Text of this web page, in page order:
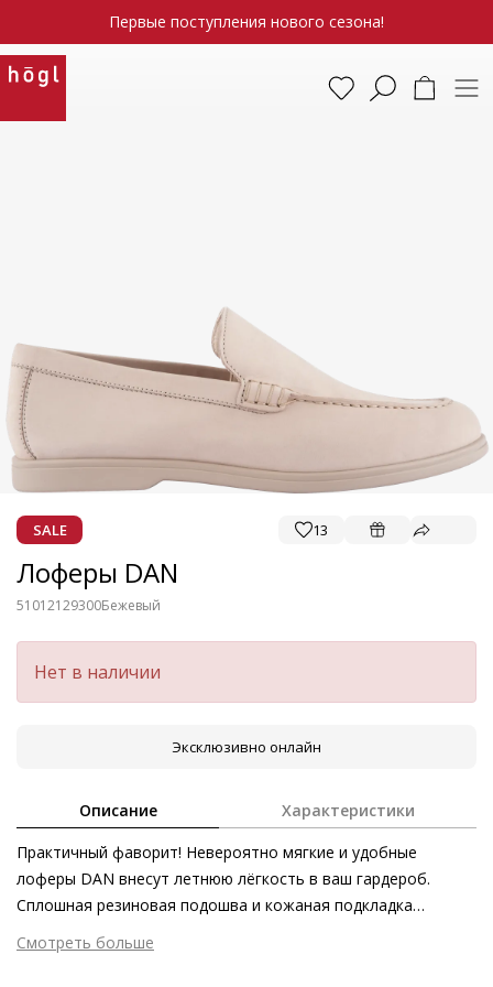
Первые поступления нового сезона!
SALE 13
Лоферы DAN
51012129300Бежевый
Нет в наличии
Эксклюзивно онлайн
Описание Характеристики
Практичный фаворит! Невероятно мягкие и удобные
лоферы DAN внесут летнюю лёгкость в ваш гардероб.
Сплошная резиновая подошва и кожаная подкладка
позаботятся о комфорте в течение всего дня. Велюровая
кожа мягко принимает форму стопы и превращает
Смотреть больше